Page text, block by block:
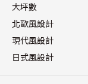
大坪數
北歐風設計
現代風設計
日式風設計